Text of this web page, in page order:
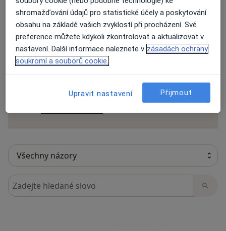
34 názorů
Specialisté nemají možnost zaplatit za
odstranění nebo změnu recenze pacienta.
Další informace.
Hledejte v názorech
shromažďování údajů pro statistické účely a poskytování
obsahu na základě vašich zvyklostí při procházení. Své
preference můžete kdykoli zkontrolovat a aktualizovat v
nastavení. Další informace naleznete v zásadách ochrany
soukromí a souborů cookie.
Upravit nastavení Přijmout